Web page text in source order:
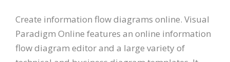
Create information flow diagrams online. Visual
Paradigm Online features an online information
flow diagram editor and a large variety of